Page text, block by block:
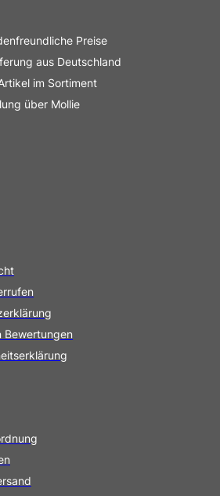
Preise
aus Deutschland
im Sortiment
über Mollie
Bewertungen